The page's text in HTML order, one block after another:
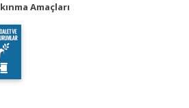
Amaçları